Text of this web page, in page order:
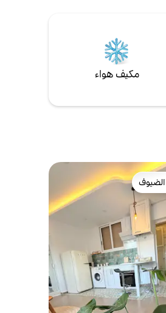
مكيف هواء
المفضّلة لدى الضيوف